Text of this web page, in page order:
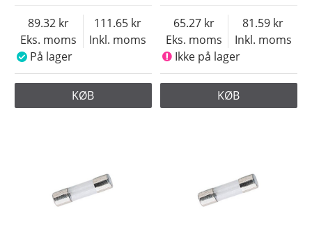
Eks. moms
89.32
Inkl. moms
111.65
På lager
KØB
Eks. moms
65.27
Inkl. moms
81.59
Ikke på lager
KØB